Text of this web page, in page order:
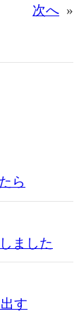
次へ »
ら
ました
す